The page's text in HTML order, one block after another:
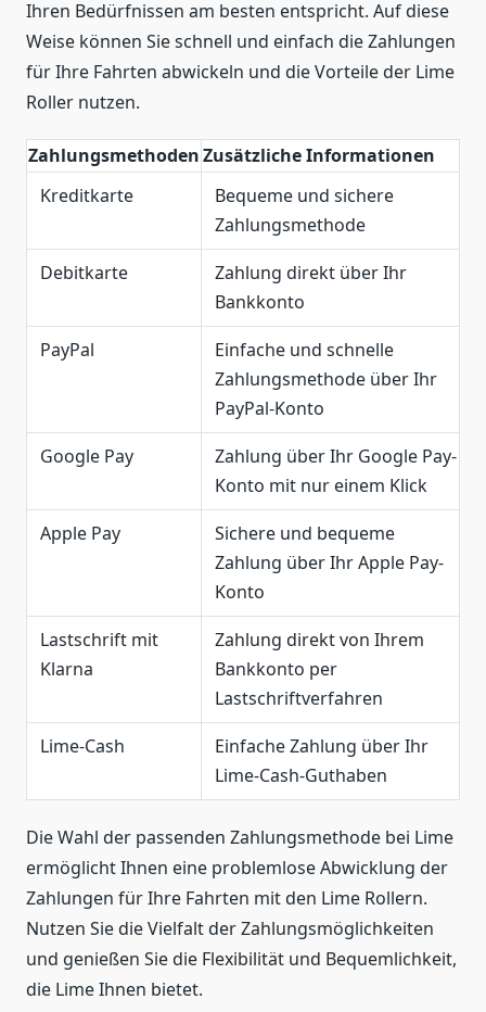
Ihren Bedürfnissen am besten entspricht. Auf diese
Weise können Sie schnell und einfach die Zahlungen
für Ihre Fahrten abwickeln und die Vorteile der Lime
Roller nutzen.
ZahlungsmethodenZusätzliche Informationen
Kreditkarte
Bequeme und sichere
Zahlungsmethode
Debitkarte
Zahlung direkt über Ihr
Bankkonto
PayPal
Einfache und schnelle
Zahlungsmethode über Ihr
PayPal-Konto
Google Pay
Zahlung über Ihr Google Pay-
Konto mit nur einem Klick
Apple Pay
Sichere und bequeme
Zahlung über Ihr Apple Pay-
Konto
Lastschrift mit
Klarna
Zahlung direkt von Ihrem
Bankkonto per
Lastschriftverfahren
Lime-Cash
Einfache Zahlung über Ihr
Lime-Cash-Guthaben
Die Wahl der passenden Zahlungsmethode bei Lime
ermöglicht Ihnen eine problemlose Abwicklung der
Zahlungen für Ihre Fahrten mit den Lime Rollern.
Nutzen Sie die Vielfalt der Zahlungsmöglichkeiten
und genießen Sie die Flexibilität und Bequemlichkeit,
die Lime Ihnen bietet.